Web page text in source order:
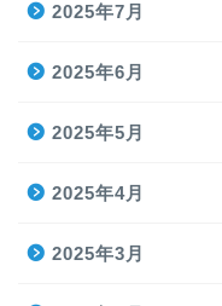
2025年7月
2025年6月
2025年5月
2025年4月
2025年3月